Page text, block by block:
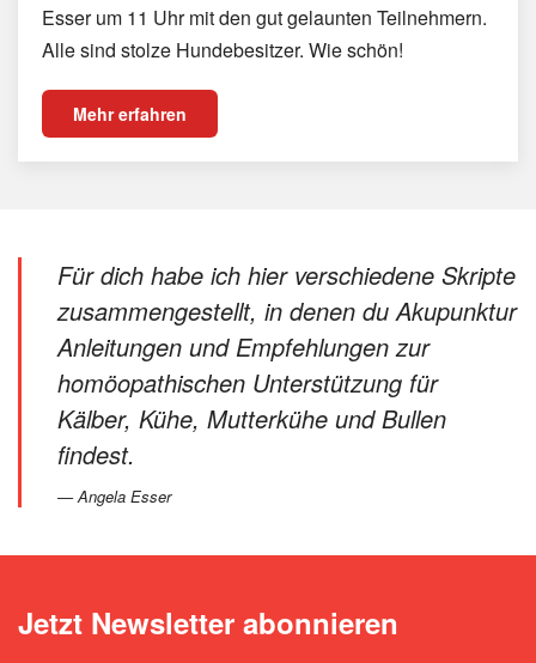
Esser um 11 Uhr mit den gut gelaunten Teilnehmern.
Alle sind stolze Hundebesitzer. Wie schön!
Mehr erfahren
Für dich habe ich hier verschiedene Skripte
zusammengestellt, in denen du Akupunktur
Anleitungen und Empfehlungen zur
homöopathischen Unterstützung für
Kälber, Kühe, Mutterkühe und Bullen
findest.
Angela Esser
Jetzt Newsletter abonnieren